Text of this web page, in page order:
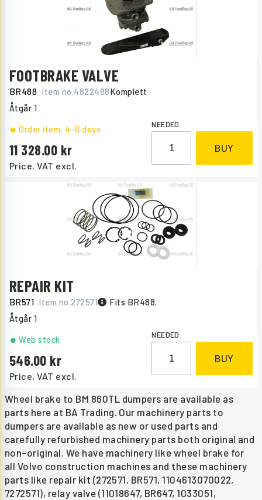
FOOTBRAKE VALVE
BR488 Item no.4822488Komplett
Åtgår 1
Price, VAT excl.
11 328.00
Order item, 4-6 days NEEDED
BUY
REPAIR KIT
BR571 Item no.272571 Fits BR488.
Åtgår 1
Price, VAT excl.
546.00
Web stock NEEDED
BUY
Wheel brake to BM 860TL dumpers are available as
parts here at BA Trading. Our machinery parts to
dumpers are available as new or used parts and
carefully refurbished machinery parts both original and
non-original. We have machinery like wheel brake for
all Volvo construction machines and these machinery
parts like repair kit (272571, BR571, 1104613070022,
7272571), relay valve (11018647, BR647, 1033051,